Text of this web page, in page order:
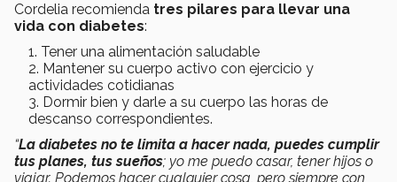
Cordelia recomienda tres pilares para llevar una
vida con diabetes:
Tener una alimentación saludable
Mantener su cuerpo activo con ejercicio y
actividades cotidianas
Dormir bien y darle a su cuerpo las horas de
descanso correspondientes.
“La diabetes no te limita a hacer nada, puedes cumplir
tus planes, tus sueños; yo me puedo casar, tener hijos o
viajar. Podemos hacer cualquier cosa, pero siempre con